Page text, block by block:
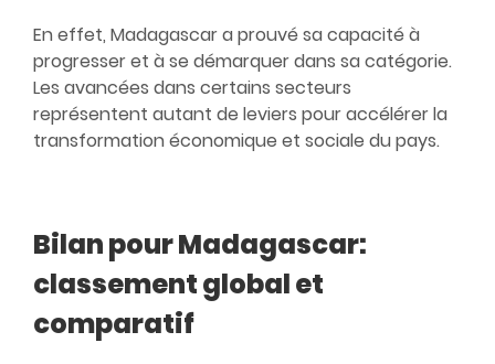
En effet, Madagascar a prouvé sa capacité à
progresser et à se démarquer dans sa catégorie.
Les avancées dans certains secteurs
représentent autant de leviers pour accélérer la
transformation économique et sociale du pays.
Bilan pour Madagascar:
classement global et
comparatif